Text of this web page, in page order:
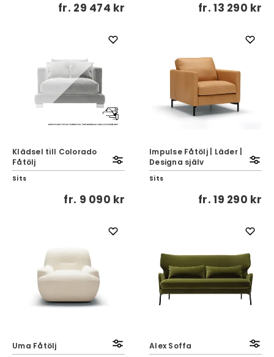
fr. 29 474 kr fr.13 290 kr
Klädsel till Colorado
Fåtölj
Sits
fr. 9 090 kr
Impulse Fåtölj | Läder |
Designa själv
Sits
fr.19 290 kr
Uma Fåtölj Alex Soffa